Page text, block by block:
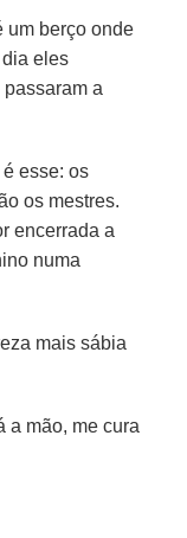
um berço onde
eles
a
esse: os
os mestres.
encerrada a
numa
mais sábia
a mão, me cura